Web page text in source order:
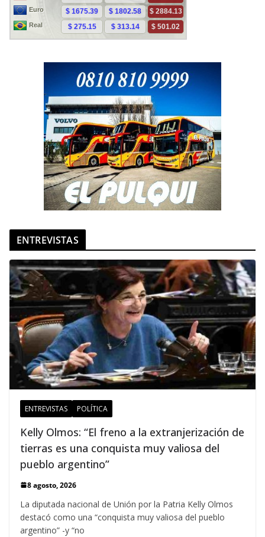
ENTREVISTAS
ENTREVISTAS POLÍTICA
Kelly Olmos: “El freno a la extranjerización de
tierras es una conquista muy valiosa del
pueblo argentino”
8 agosto, 2026
La diputada nacional de Unión por la Patria Kelly Olmos
destacó como una “conquista muy valiosa del pueblo
argentino” -y “no